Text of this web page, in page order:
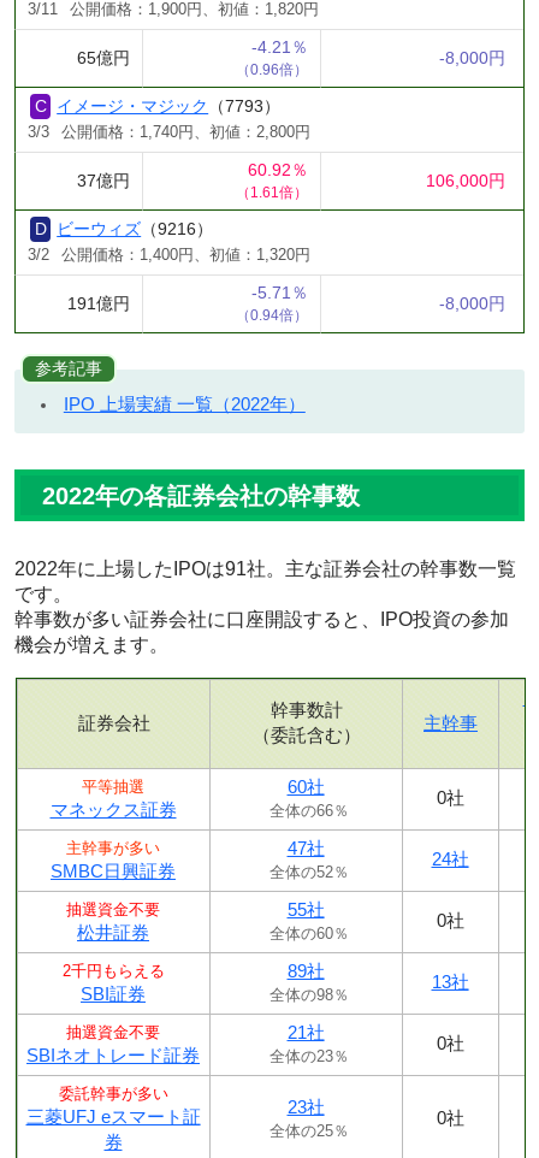
3/11 公開価格：1,900円、初値：1,820円
65億円
-4.21％
（0.96倍）
-8,000円
イメージ・マジック （7793）
3/3 公開価格：1,740円、初値：2,800円
37億円
60.92％
（1.61倍）
106,000円
ビーウィズ （9216）
3/2 公開価格：1,400円、初値：1,320円
191億円
-5.71％
（0.94倍）
-8,000円
参考記事
IPO 上場実績 一覧（2022年）
2022年の各証券会社の幹事数
2022年に上場したIPOは91社。主な証券会社の幹事数一覧
です。
幹事数が多い証券会社に口座開設すると、IPO投資の参加
機会が増えます。
証券会社
幹事数計
（委託含む）
主幹事
平等抽選
マネックス証券
60社
全体の66％
0社
主幹事が多い
SMBC日興証券
47社
全体の52％
24社
抽選資金不要
松井証券
55社
全体の60％
0社
2千円もらえる
SBI証券
89社
全体の98％
13社
抽選資金不要
SBIネオトレード証券
21社
全体の23％
0社
委託幹事が多い
三菱UFJ eスマート証
券
23社
全体の25％
0社